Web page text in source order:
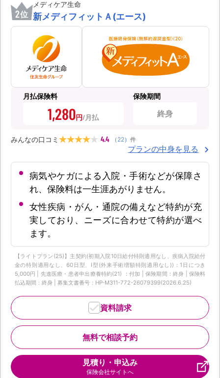
2位
メディケア生命
新メディフィットＡ(エース)
月払保険料
1,280円
保険期間
終身
みんなの口コミ 4.4 （ 22） 件
プランの中身を見る
病気やケガによる入院・手術などが保障さ
れ、保険料は一生涯あがりません。
女性疾病・がん・通院の備えなど特約が充
実しており、ニーズに合わせて特約が選べ
ます。
【ライトプラン(25)】主契約(初期入院10日給付特則適用なし、疾病入院給付
金の特則適用なし、60日型、I型(外来手術増額特則適用なし))：1日につき
5,000円 | 先進医療・患者申出療養特約(21) ：付加 | 保険期間：終身 | 保険料
払込期間：終身 | 募集文書番号：HP-M311-772-26079399(2026.6.25)
無料で相談予約
資料請求
見積り・申込み
保険会社サイトへ